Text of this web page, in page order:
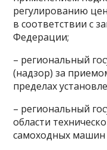
регулированию
в соответствии с
Федерации;
– региональный
(надзор) за
пределах
– региональный
области
самоходных машин